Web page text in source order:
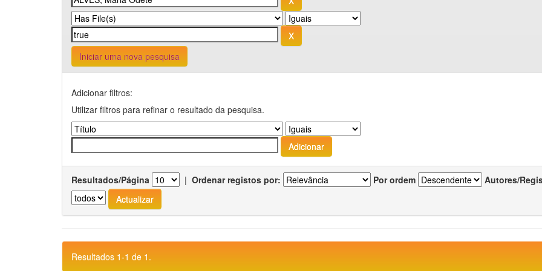
Iniciar uma nova pesquisa
Adicionar filtros:
Utilizar filtros para refinar o resultado da pesquisa.
Resultados/Página | Ordenar registos por: Por ordem Autores/
Resultados 1-1 de 1.